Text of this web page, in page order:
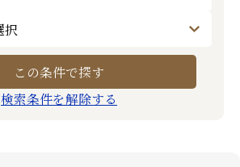
検索条件を解除する